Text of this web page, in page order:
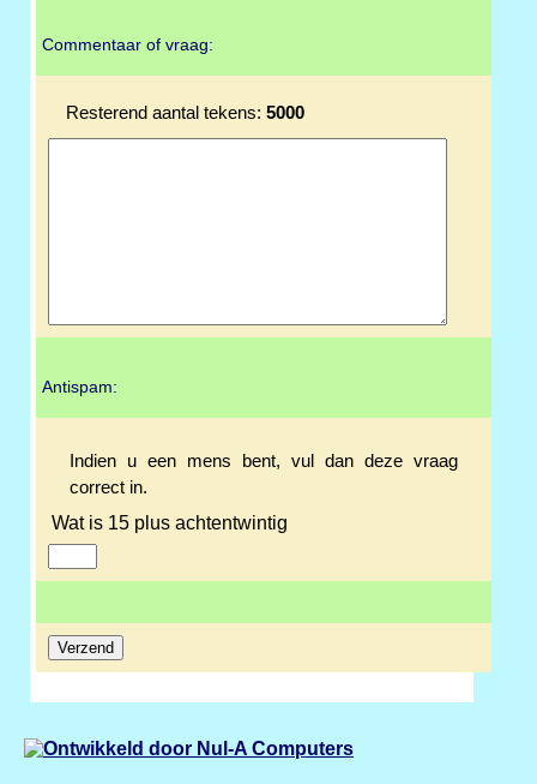
Commentaar of vraag:
Resterend aantal tekens: 5000
Antispam:
Indien u een mens bent, vul dan deze vraag
correct in.
Wat is 15 plus achtentwintig